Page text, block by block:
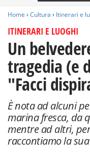
Home › Cultura › Itinerari e
ITINERARI E LUOGHI
Un
tragedia (e
"Facci
È nota ad alcuni
marina fresca, da
mentre ad altri,
raccontiamo la